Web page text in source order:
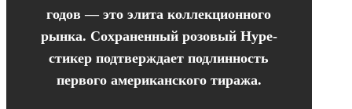
годов — это элита коллекционного
рынка. Сохраненный розовый Hype-
стикер подтверждает подлинность
первого американского тиража.